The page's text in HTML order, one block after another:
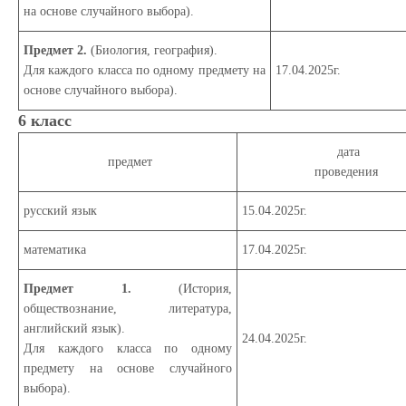
на основе случайного выбора).
Предмет 2. (Биология, география).
Для каждого класса по одному предмету на
основе случайного выбора).
17.04.2025г.
6 класс
предмет
дата
проведения
русский язык 15.04.2025г.
математика 17.04.2025г.
Предмет 1. (История,
обществознание, литература,
английский язык).
Для каждого класса по одному
предмету на основе случайного
выбора).
24.04.2025г.